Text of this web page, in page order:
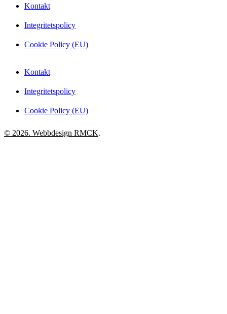
Kontakt
Integritetspolicy
Cookie Policy (EU)
Kontakt
Integritetspolicy
Cookie Policy (EU)
© 2026. Webbdesign RMCK.